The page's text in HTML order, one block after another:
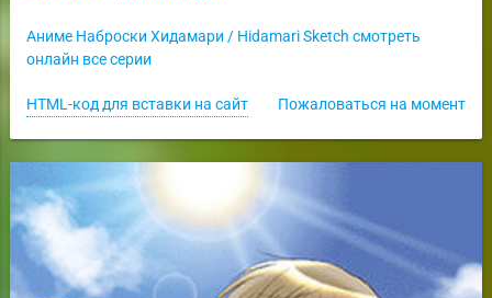
Аниме Наброски Хидамари / Hidamari Sketch смотреть
онлайн все серии
Пожаловаться на момент
HTML-код для вставки на сайт